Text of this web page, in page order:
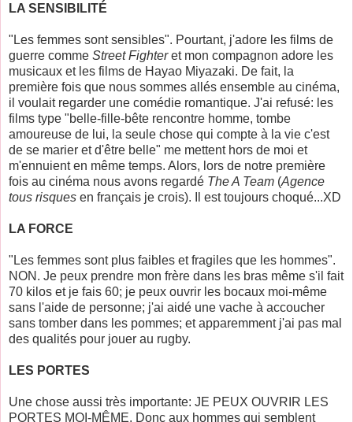
LA SENSIBILITÉ
"Les femmes sont sensibles". Pourtant, j'adore les films de
guerre comme Street Fighteret mon compagnon adore les
musicaux et les films de Hayao Miyazaki. De fait, la
première fois que nous sommes allés ensemble au cinéma,
il voulait regarder une comédie romantique. J'ai refusé: les
films type "belle-fille-bête rencontre homme, tombe
amoureuse de lui, la seule chose qui compte à la vie c'est
de se marier et d'être belle" me mettent hors de moi et
m'ennuient en même temps. Alors, lors de notre première
fois au cinéma nous avons regardé The A Team (Agence
tous risques en français je crois). Il est toujours choqué...XD
LA FORCE
"Les femmes sont plus faibles et fragiles que les hommes".
NON. Je peux prendre mon frère dans les bras même s'il fait
70 kilos et je fais 60; je peux ouvrir les bocaux moi-même
sans l'aide de personne; j'ai aidé une vache à accoucher
sans tomber dans les pommes; et apparemment j'ai pas mal
des qualités pour jouer au rugby.
LES PORTES
Une chose aussi très importante: JE PEUX OUVRIR LES
PORTES MOI-MÊME. Donc aux hommes qui semblent